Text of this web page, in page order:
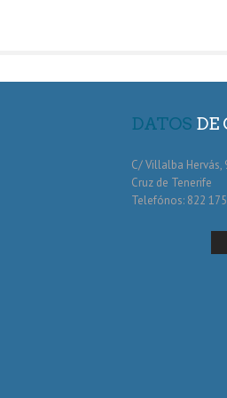
DATOS DE
C/ Villalba Hervás,
Cruz de Tenerife
Telefónos: 822